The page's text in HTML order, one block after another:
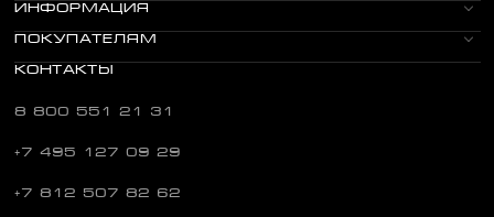
ИНФОРМАЦИЯ
ПОКУПАТЕЛЯМ
КОНТАКТЫ
8 800 551 21 31
+7 495 127 09 29
+7 812 507 82 62